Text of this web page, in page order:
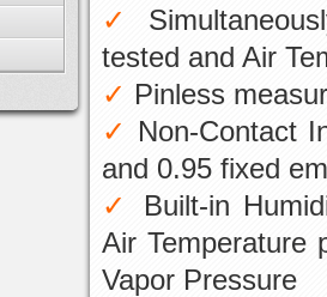
tested and Air
Pinless
Non-Contact
and 0.95 fixed
Built-in
Air Temperature
Vapor Pressure